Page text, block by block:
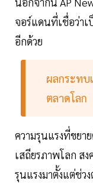
จอร์แดนที่เชื่อว่าเ
อีกด้วย
ผลกระท
ตลาดโลก
ความรุนแรงที่ขยา
เสถียรภาพโลก สง
รุนแรงมาตั้งแต่ช่ว